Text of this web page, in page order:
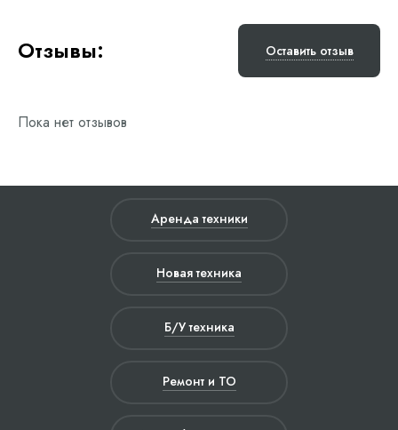
Отзывы: Оставить отзыв
Пока нет отзывов
Аренда техники
Новая техника
Б/У техника
Ремонт и ТО